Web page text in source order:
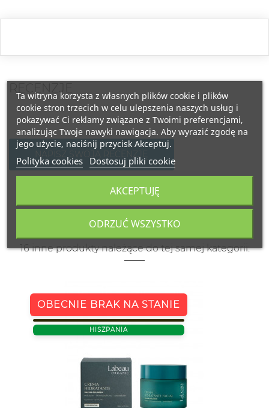
NAPISZ SWOJĄ RECENZJĘ
16 inne produkty należące do tej samej kategorii:
OBECNIE BRAK NA STANIE
HISZPANIA
Ta witryna korzysta z własnych plików cookie i plików
cookie stron trzecich w celu ulepszenia naszych usług i
pokazywać Ci reklamy związane z Twoimi preferencjami,
analizując Twoje nawyki nawigacja. Aby wyrazić zgodę na
jego użycie, naciśnij przycisk Akceptuj.
Polityka cookies Dostosuj pliki cookie
ODRZUĆ WSZYSTKO
AKCEPTUJĘ